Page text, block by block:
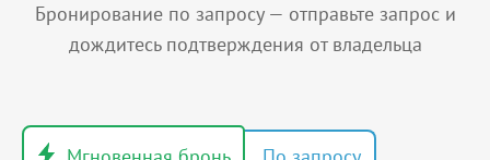
Бронирование по запросу — отправьте запрос и
дождитесь подтверждения от владельца